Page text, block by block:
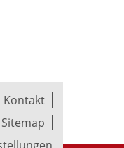
Kontakt
Sitemap